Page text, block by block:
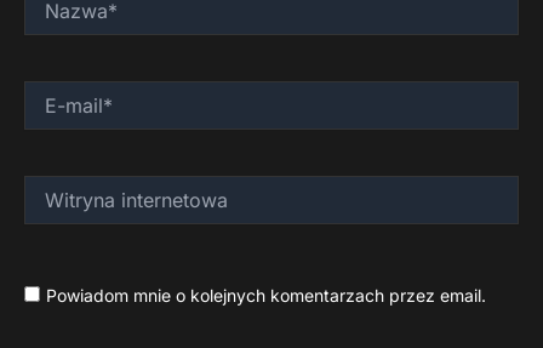
mail*
internetowa
Powiadom mnie o kolejnych komentarzach przez email.